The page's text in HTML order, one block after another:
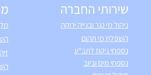
שירותי החברה
ניהול מי נגר ובנייה ירוקה
השפלת מי תהום
נספחי ניקוז לתב"ע
נספחי מים וביוב